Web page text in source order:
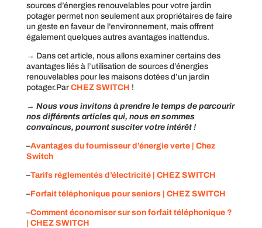
sources d’énergies renouvelables pour votre jardin
potager permet non seulement aux propriétaires de faire
un geste en faveur de l’environnement, mais offrent
également quelques autres avantages inattendus.
→ Dans cet article, nous allons examiner certains des
avantages liés à l’utilisation de sources d’énergies
renouvelables pour les maisons dotées d’un jardin
potager.Par CHEZ SWITCH !
→ Nous vous invitons à prendre le temps de parcourir
nos différents articles qui, nous en sommes
convaincus, pourront susciter votre intérêt !
–Avantages du fournisseur d’énergie verte | Chez
Switch
–Tarifs réglementés d’électricité | CHEZ SWITCH
–Forfait téléphonique pour seniors | CHEZ SWITCH
–Comment économiser sur son forfait téléphonique ?
| CHEZ SWITCH